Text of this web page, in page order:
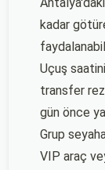
kadar
Uçuş
transfer
gün önce
Grup
VIP araç